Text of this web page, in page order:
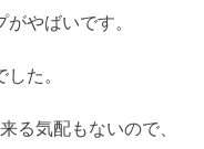
やばいです。
た。
る気配もないので、